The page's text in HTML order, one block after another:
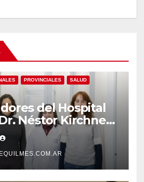
PROVINCIALES SALUD
del Hospital
Néstor Kirchner
un estudio
el
cerebral y las